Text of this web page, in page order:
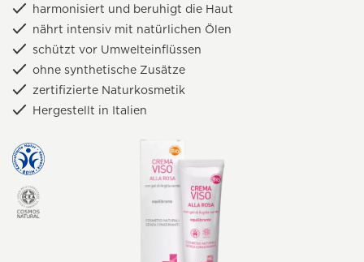
harmonisiert und beruhigt die Haut
nährt intensiv mit natürlichen Ölen
schützt vor Umwelteinflüssen
ohne synthetische Zusätze
zertifizierte Naturkosmetik
Hergestellt in Italien